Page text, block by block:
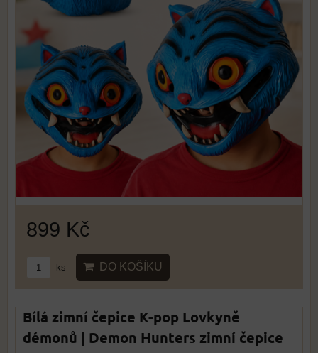
899 Kč
ks DO KOŠÍKU
Bílá zimní čepice K-pop Lovkyně
démonů | Demon Hunters zimní čepice